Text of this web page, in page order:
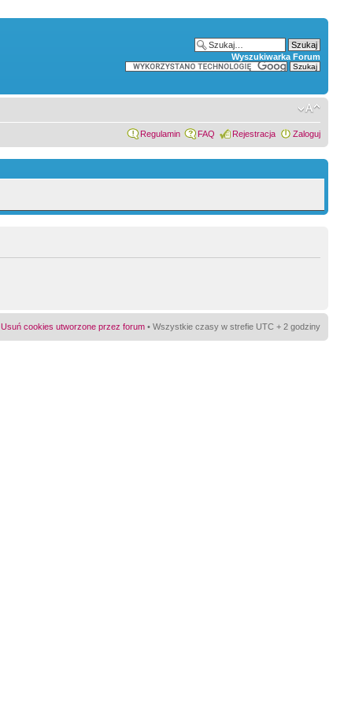
Wyszukiwarka Forum
Regulamin FAQ Rejestracja Zaloguj
Usuń cookies utworzone przez forum • Wszystkie czasy w strefie UTC + 2 godziny